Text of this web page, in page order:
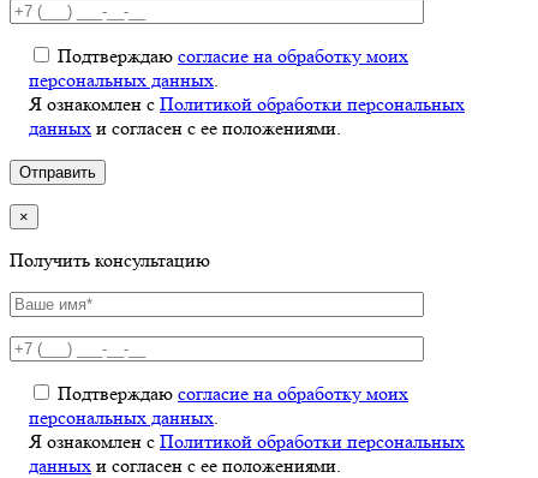
Подтверждаю согласие на обработку моих
персональных данных
Я ознакомлен с Политикой обработки персональных
данных и согласен с ее положениями.
×
Получить консультацию
Подтверждаю согласие на обработку моих
персональных данных
Я ознакомлен с Политикой обработки персональных
данных и согласен с ее положениями.